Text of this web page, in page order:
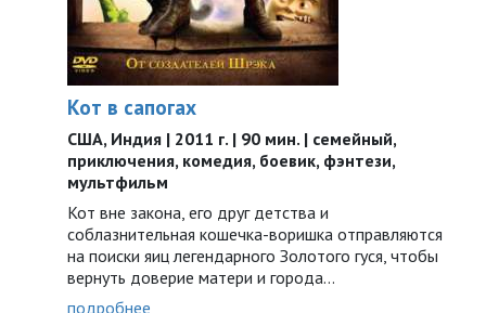
Кот в сапогах
США, Индия | 2011 г. | 90 мин. | семейный,
приключения, комедия, боевик, фэнтези,
мультфильм
Кот вне закона, его друг детства и
соблазнительная кошечка-воришка отправляются
на поиски яиц легендарного Золотого гуся, чтобы
вернуть доверие матери и города…
подробнее